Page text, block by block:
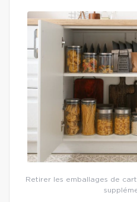
Retirer les emballages de